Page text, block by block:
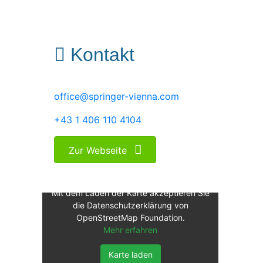
Kontakt
office@springer-vienna.com
+43 1 406 110 4104
Zur Webseite
Mit dem Laden der Karte akzeptieren Sie
die Datenschutzerklärung von
OpenStreetMap Foundation.
Mehr erfahren
Karte laden